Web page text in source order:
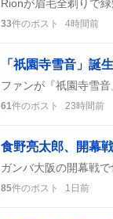
33件のポスト 4時間前
61件のポスト 23時間前
85件のポスト 1日前